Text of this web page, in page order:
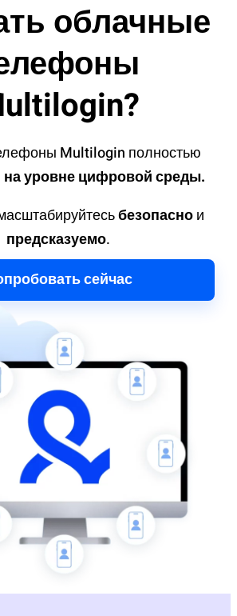
облачные
Multilogin полностью
на уровне цифровой среды.
безопаснои
предсказуемо.
сейчас